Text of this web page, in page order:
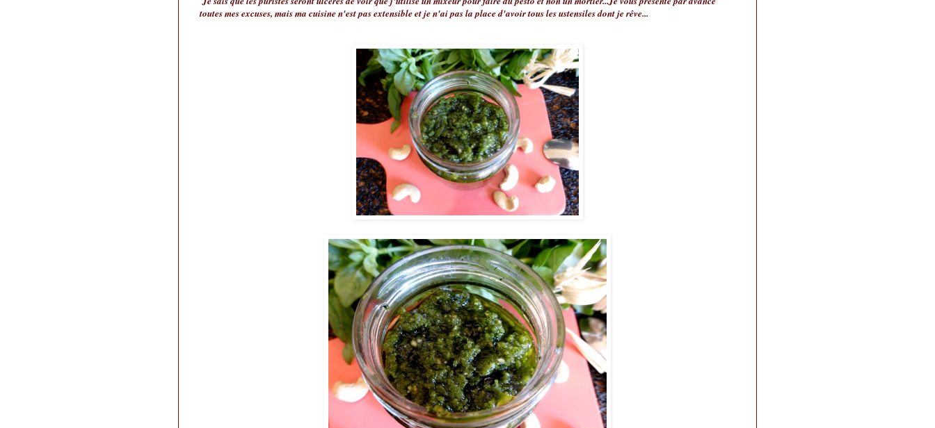
toutes mes excuses, mais ma cuisine n'est pas extensible et je n'ai pas la place d'avoir tous les ustensiles dont je rêve...